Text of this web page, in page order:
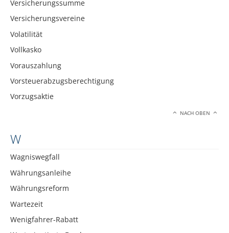
Versicherungssumme
Versicherungsvereine
Volatilität
Vollkasko
Vorauszahlung
Vorsteuerabzugsberechtigung
Vorzugsaktie
NACH OBEN
W
Wagniswegfall
Währungsanleihe
Währungsreform
Wartezeit
Wenigfahrer-Rabatt